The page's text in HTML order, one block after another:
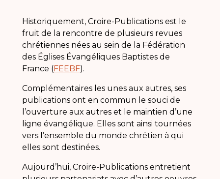
Historiquement, Croire-Publications est le
fruit de la rencontre de plusieurs revues
chrétiennes nées au sein de la Fédération
des Églises Évangéliques Baptistes de
France (FEEBF).
Complémentaires les unes aux autres, ses
publications ont en commun le souci de
l’ouverture aux autres et le maintien d’une
ligne évangélique. Elles sont ainsi tournées
vers l’ensemble du monde chrétien à qui
elles sont destinées.
Aujourd’hui, Croire-Publications entretient